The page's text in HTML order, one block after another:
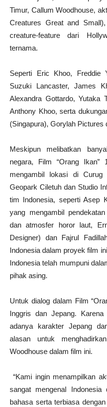
Timur, Callum Woodhouse,
Creatures Great and
creature-feature dari
ternama.
Seperti Eric Khoo, Freddie
Suzuki Lancaster, James
Alexandra Gottardo, Yutaka
Anthony Khoo, serta
(Singapura), Gorylah Pictures
Meskipun melibatkan
negara, Film “Orang Ikan”
mengambil lokasi di Curug
Geopark Ciletuh dan Studio
tim Indonesia, seperti Asep
yang mengambil
dan atmosfer horor laut,
Designer) dan Fajrul
Indonesia dalam proyek film
Indonesia telah mumpuni
pihak asing.
Untuk dialog dalam Film
Inggris dan Jepang.
adanya karakter Jepang
alasan untuk
Woodhouse dalam film ini.
“Kami ingin menampilkan
sangat mengenal
bahasa serta terbiasa